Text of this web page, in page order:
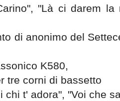
"Là ci darem la
di anonimo del
K580,
tre corni di bassetto
chi t' adora", "Voi che